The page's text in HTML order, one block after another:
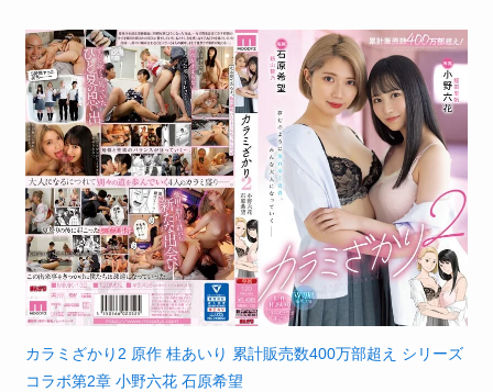
カラミざかり2 原作 桂あいり 累計販売数400万部超え シリーズ
コラボ第2章 小野六花 石原希望